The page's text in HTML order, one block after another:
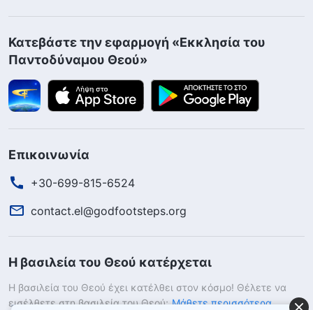
Κατεβάστε την εφαρμογή «Εκκλησία του
Παντοδύναμου Θεού»
Επικοινωνία
+30-699-815-6524
contact.el@godfootsteps.org
Η βασιλεία του Θεού κατέρχεται
Η βασιλεία του Θεού έχει κατέλθει στον κόσμο! Θέλετε να
εισέλθετε στη βασιλεία του Θεού; Μάθετε περισσότερα